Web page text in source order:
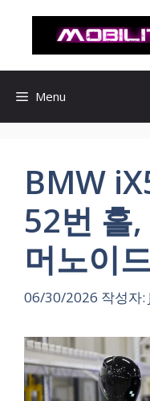
로
Menu
BMW
52번 홀
머노이
06/30/2026 작성자: